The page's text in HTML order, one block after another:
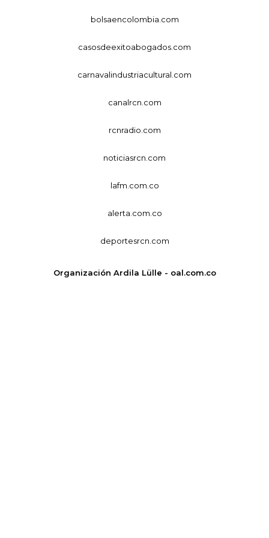
bolsaencolombia.com
casosdeexitoabogados.com
carnavalindustriacultural.com
canalrcn.com
rcnradio.com
noticiasrcn.com
lafm.com.co
alerta.com.co
deportesrcn.com
Organización Ardila Lülle - oal.com.co